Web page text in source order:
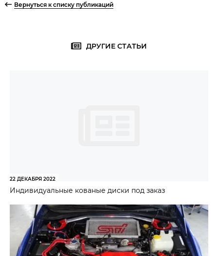
Вернуться к списку публикаций
ДРУГИЕ СТАТЬИ
22 ДЕКАБРЯ 2022
Индивидуальные кованые диски под заказ